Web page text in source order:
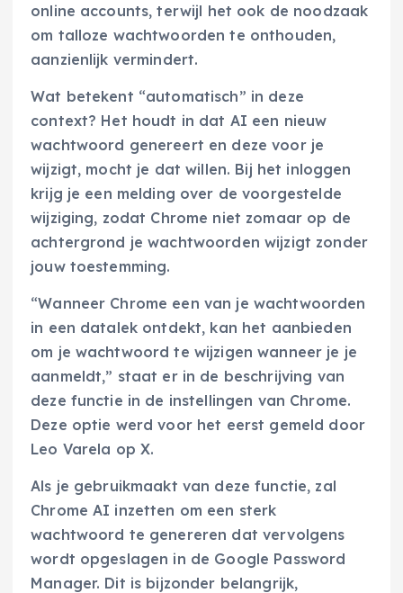
online accounts, terwijl het ook de noodzaak
om talloze wachtwoorden te onthouden,
aanzienlijk vermindert.
Wat betekent “automatisch” in deze
context? Het houdt in dat AI een nieuw
wachtwoord genereert en deze voor je
wijzigt, mocht je dat willen. Bij het inloggen
krijg je een melding over de voorgestelde
wijziging, zodat Chrome niet zomaar op de
achtergrond je wachtwoorden wijzigt zonder
jouw toestemming.
“Wanneer Chrome een van je wachtwoorden
in een datalek ontdekt, kan het aanbieden
om je wachtwoord te wijzigen wanneer je je
aanmeldt,” staat er in de beschrijving van
deze functie in de instellingen van Chrome.
Deze optie werd voor het eerst gemeld door
Leo Varela op X.
Als je gebruikmaakt van deze functie, zal
Chrome AI inzetten om een sterk
wachtwoord te genereren dat vervolgens
wordt opgeslagen in de Google Password
Manager. Dit is bijzonder belangrijk,